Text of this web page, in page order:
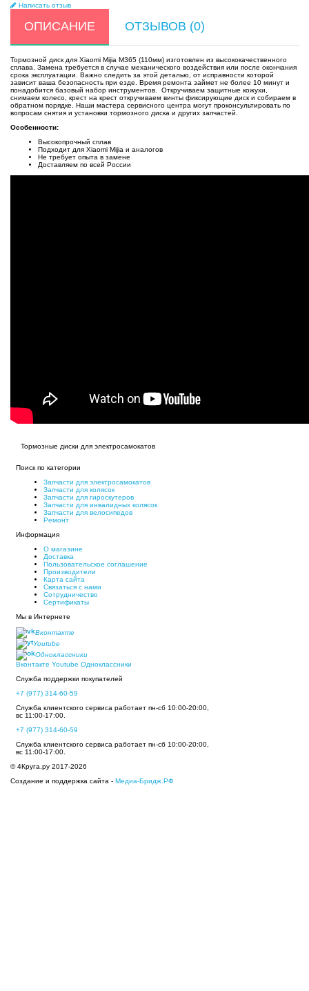
Написать отзыв
ОПИСАНИЕ ОТЗЫВОВ (0)
Тормозной диск для Xiaomi Mijia M365 (110мм) изготовлен из высококачественного
сплава. Замена требуется в случае механического воздействия или после окончания
срока эксплуатации. Важно следить за этой деталью, от исправности которой
зависит ваша безопасность при езде. Время ремонта займет не более 10 минут и
понадобится базовый набор инструментов. Откручиваем защитные кожухи,
снимаем колесо, крест на крест откручиваем винты фиксирующие диск и собираем в
обратном порядке. Наши мастера сервисного центра могут проконсультировать по
вопросам снятия и установки тормозного диска и других запчастей.
Особенности:
Высокопрочный сплав
Подходит для Xiaomi Mijia и аналогов
Не требует опыта в замене
Доставляем по всей России
Тормозные диски для электросамокатов
Поиск по категории
Запчасти для электросамокатов
Запчасти для колясок
Запчасти для гироскутеров
Запчасти для инвалидных колясок
Запчасти для велосипедов
Ремонт
Информация
О магазине
Доставка
Пользовательское соглашение
Производители
Карта сайта
Связаться с нами
Сотрудничество
Сертификаты
Мы в Интернете
Вконтакте
Youtube
Одноклассники
Вконтакте Youtube Одноклассники
Служба поддержки покупателей
+7 (977) 314-60-59
Служба клиентского сервиса работает пн-сб 10:00-20:00,
вс 11:00-17:00.
+7 (977) 314-60-59
Служба клиентского сервиса работает пн-сб 10:00-20:00,
вс 11:00-17:00.
© 4Круга.ру 2017-2026
Создание и поддержка сайта - Медиа-Бридж.РФ